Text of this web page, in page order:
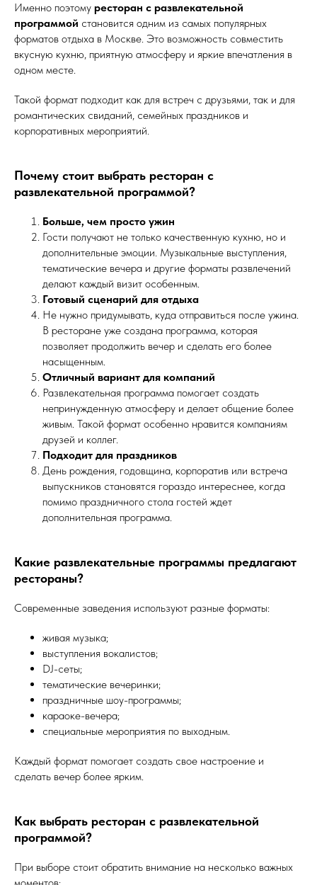
Именно поэтому ресторан с развлекательной
программой становится одним из самых популярных
форматов отдыха в Москве. Это возможность совместить
вкусную кухню, приятную атмосферу и яркие впечатления в
одном месте.
Такой формат подходит как для встреч с друзьями, так и для
романтических свиданий, семейных праздников и
корпоративных мероприятий.
Почему стоит выбрать ресторан с
развлекательной программой?
Больше, чем просто ужин
Гости получают не только качественную кухню, но и
дополнительные эмоции. Музыкальные выступления,
тематические вечера и другие форматы развлечений
делают каждый визит особенным.
Готовый сценарий для отдыха
Не нужно придумывать, куда отправиться после ужина.
В ресторане уже создана программа, которая
позволяет продолжить вечер и сделать его более
насыщенным.
Отличный вариант для компаний
Развлекательная программа помогает создать
непринужденную атмосферу и делает общение более
живым. Такой формат особенно нравится компаниям
друзей и коллег.
Подходит для праздников
День рождения, годовщина, корпоратив или встреча
выпускников становятся гораздо интереснее, когда
помимо праздничного стола гостей ждет
дополнительная программа.
Какие развлекательные программы предлагают
рестораны?
Современные заведения используют разные форматы:
живая музыка;
выступления вокалистов;
DJ-сеты;
тематические вечеринки;
праздничные шоу-программы;
караоке-вечера;
специальные мероприятия по выходным.
Каждый формат помогает создать свое настроение и
сделать вечер более ярким.
Как выбрать ресторан с развлекательной
программой?
При выборе стоит обратить внимание на несколько важных